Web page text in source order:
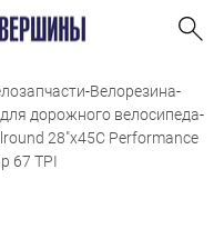
-Велорезина-
дорожного велосипеда-
28"x45C Performance
67 TPI